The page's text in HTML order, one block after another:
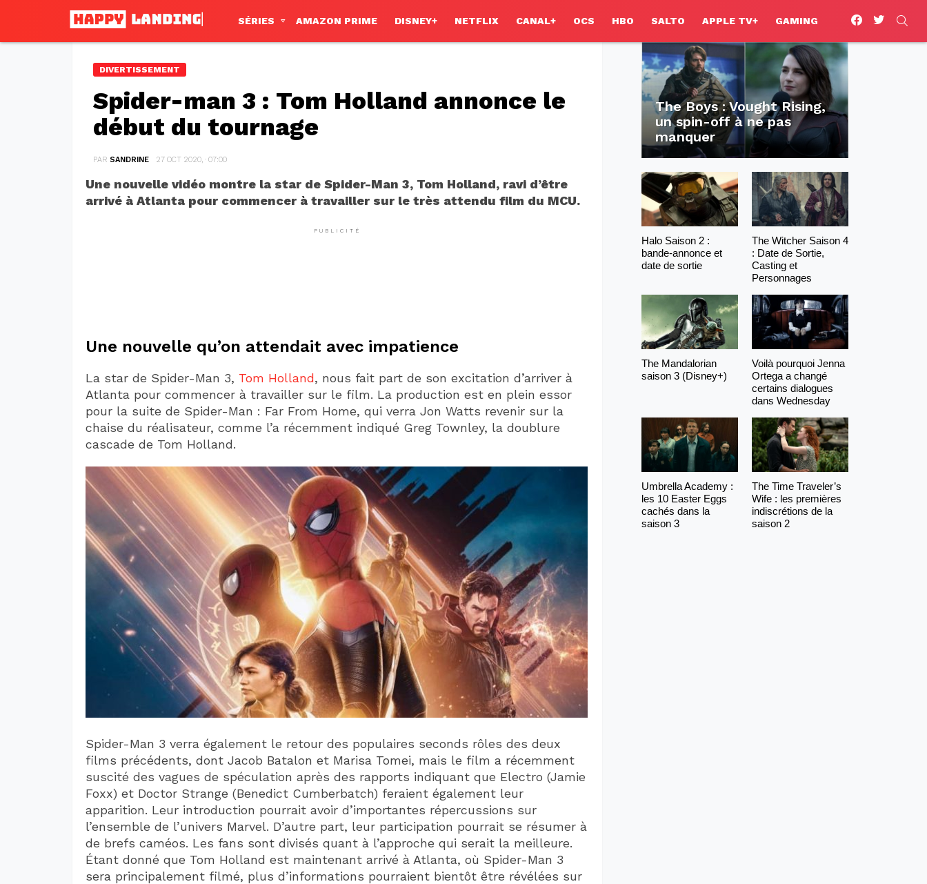
SÉRIES AMAZON PRIME DISNEY+ NETFLIX CANAL+ OCS HBO SALTO APPLE TV+ GAMING
facebooktwitter
DIVERTISSEMENT
Spider-man 3 : Tom Holland annonce le
début du tournage
PAR SANDRINE 27 OCT 2020, · 07:00
Une nouvelle vidéo montre la star de Spider-Man 3, Tom Holland, ravi d’être
arrivé à Atlanta pour commencer à travailler sur le très attendu film du MCU.
PUBLICITÉ
Une nouvelle qu’on attendait avec impatience
La star de Spider-Man 3, Tom Holland, nous fait part de son excitation d’arriver à
Atlanta pour commencer à travailler sur le film. La production est en plein essor
pour la suite de Spider-Man : Far From Home, qui verra Jon Watts revenir sur la
chaise du réalisateur, comme l’a récemment indiqué Greg Townley, la doublure
cascade de Tom Holland.
Spider-Man 3 verra également le retour des populaires seconds rôles des deux
films précédents, dont Jacob Batalon et Marisa Tomei, mais le film a récemment
suscité des vagues de spéculation après des rapports indiquant que Electro (Jamie
Foxx) et Doctor Strange (Benedict Cumberbatch) feraient également leur
apparition. Leur introduction pourrait avoir d’importantes répercussions sur
l’ensemble de l’univers Marvel. D’autre part, leur participation pourrait se résumer à
de brefs caméos. Les fans sont divisés quant à l’approche qui serait la meilleure.
Étant donné que Tom Holland est maintenant arrivé à Atlanta, où Spider-Man 3
sera principalement filmé, plus d’informations pourraient bientôt être révélées sur
The Boys : Vought Rising,
un spin-off à ne pas
manquer
Halo Saison 2 :
bande-annonce et
date de sortie
The Witcher Saison 4
: Date de Sortie,
Casting et
Personnages
The Mandalorian
saison 3 (Disney+)
Voilà pourquoi Jenna
Ortega a changé
certains dialogues
dans Wednesday
Umbrella Academy :
les 10 Easter Eggs
cachés dans la
saison 3
The Time Traveler’s
Wife : les premières
indiscrétions de la
saison 2